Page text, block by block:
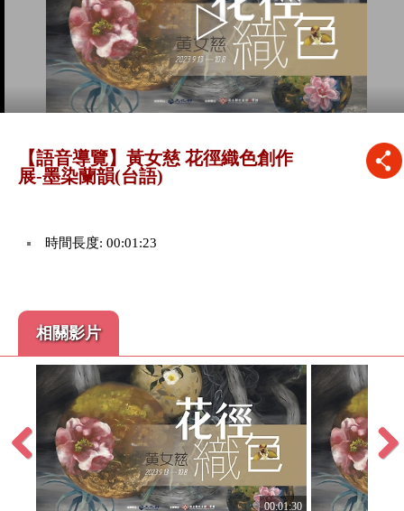
【語音導覽】黃女慈 花徑織色創作
展-墨染蘭韻(台語)
時間長度: 00:01:23
相關影片
00:01:30
Previous